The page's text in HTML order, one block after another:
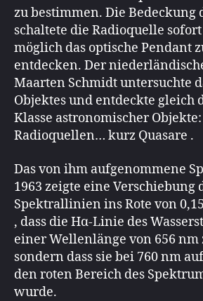
zu bestimmen. Die Bedeckung
schaltete die Radioquelle sofort
möglich das optische Pendant
entdecken. Der
Maarten Schmidt untersuchte
Objektes und entdeckte gleich
Klasse astronomischer
Radioquellen… kurz Quasare .
Das von ihm aufgenommene
1963 zeigte eine Verschiebung
Spektrallinien ins Rote von
, dass die Hα-Linie des
einer Wellenlänge von 656 nm
sondern dass sie bei 760 nm
den roten Bereich des
wurde.